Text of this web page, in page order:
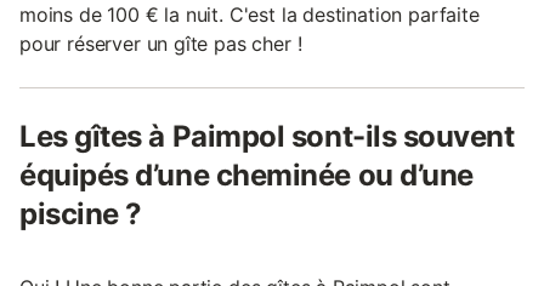
moins de 100 € la nuit. C'est la destination parfaite
pour réserver un gîte pas cher !
Les gîtes à Paimpol sont-ils souvent
équipés d’une cheminée ou d’une
piscine ?